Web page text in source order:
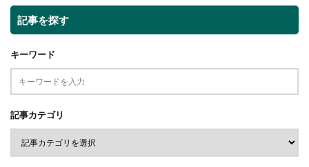
記事を探す
キーワード
記事カテゴリ